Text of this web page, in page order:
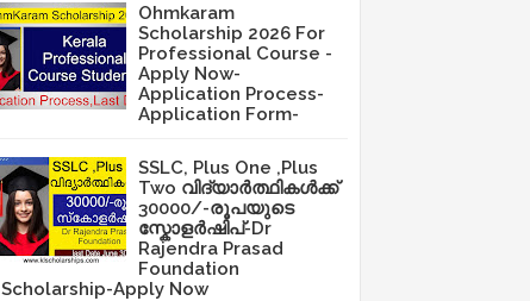
Ohmkaram
Scholarship 2026 For
Professional Course -
Apply Now-
Application Process-
Application Form-
SSLC, Plus One ,Plus
Two വിദ്യാർത്ഥികൾക്ക്
30000/-രൂപയുടെ
സ്കോളർഷിപ്-Dr
Rajendra Prasad
Foundation
Scholarship-Apply Now